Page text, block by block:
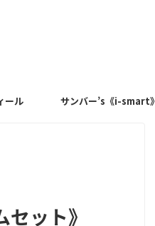
ール サンバー’s《i-smart》
ット》